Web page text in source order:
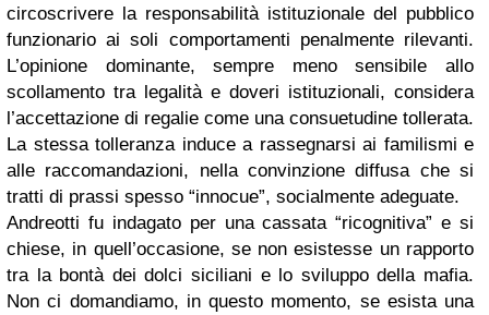
circoscrivere la responsabilità istituzionale del pubblico
funzionario ai soli comportamenti penalmente rilevanti.
L’opinione dominante, sempre meno sensibile allo
scollamento tra legalità e doveri istituzionali, considera
l’accettazione di regalie come una consuetudine tollerata.
La stessa tolleranza induce a rassegnarsi ai familismi e
alle raccomandazioni, nella convinzione diffusa che si
tratti di prassi spesso “innocue”, socialmente adeguate.
Andreotti fu indagato per una cassata “ricognitiva” e si
chiese, in quell’occasione, se non esistesse un rapporto
tra la bontà dei dolci siciliani e lo sviluppo della mafia.
Non ci domandiamo, in questo momento, se esista una